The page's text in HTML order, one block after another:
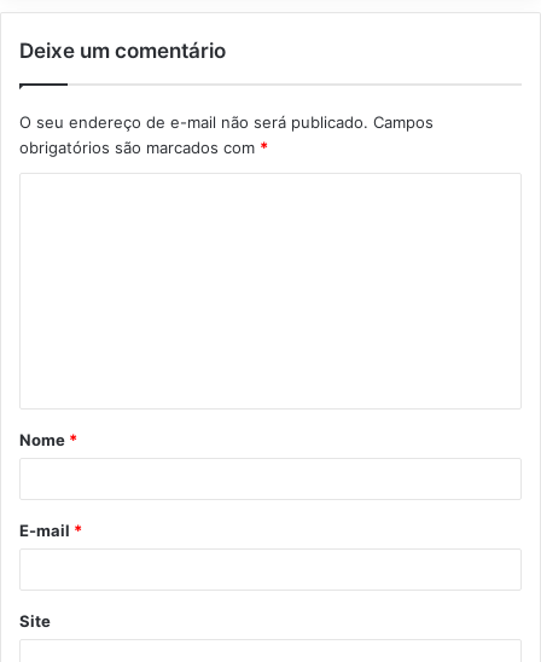
Deixe um comentário
O seu endereço de e-mail não será publicado. Campos
obrigatórios são marcados com *
á
r
*
Nome *
E-mail *
Site